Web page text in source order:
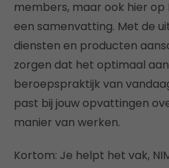
members, maar ook hier
een samenvatting. Met de
diensten en producten
zorgen dat het optimaal
beroepspraktijk van
past bij jouw opvattingen
manier van werken.
Kortom: Je helpt het vak,